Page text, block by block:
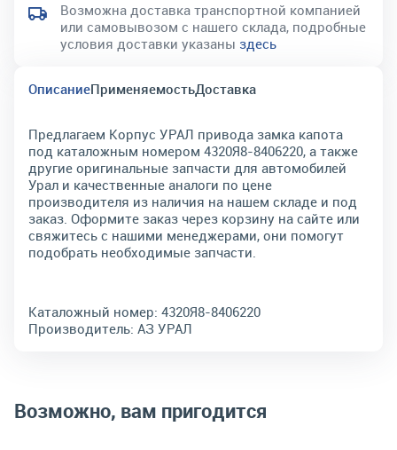
Возможна доставка транспортной компанией
или самовывозом с нашего склада, подробные
условия доставки указаны здесь
ОписаниеПрименяемостьДоставка
Предлагаем Корпус УРАЛ привода замка капота
под каталожным номером 4320Я8-8406220, а также
другие оригинальные запчасти для автомобилей
Урал и качественные аналоги по цене
производителя из наличия на нашем складе и под
заказ. Оформите заказ через корзину на сайте или
свяжитесь с нашими менеджерами, они помогут
подобрать необходимые запчасти.
Каталожный номер: 4320Я8-8406220
Производитель: АЗ УРАЛ
Возможно, вам пригодится